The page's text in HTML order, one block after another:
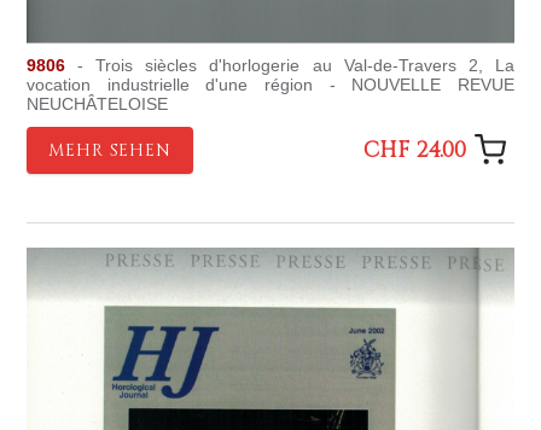
9806 - Trois siècles d'horlogerie au Val-de-Travers 2, La
vocation industrielle d'une région - NOUVELLE REVUE
NEUCHÂTELOISE
MEHR SEHEN CHF 24.00